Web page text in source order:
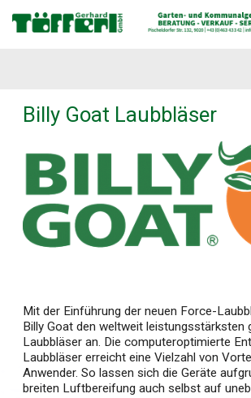
Billy Goat Laubbläser
Mit der Einführung der neuen Force-
Billy Goat den weltweit leistungsstärksten
Laubbläser an. Die computeroptimierte
Laubbläser erreicht eine Vielzahl von
Anwender. So lassen sich die Geräte
breiten Luftbereifung auch selbst auf